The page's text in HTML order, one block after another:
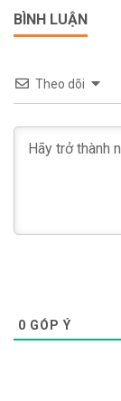
BÌNH LUẬN
Theo dõi
0 GÓP Ý